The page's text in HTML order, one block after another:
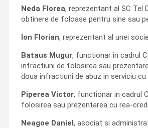
Neda Florea, reprezentant al SC Tel
obtinere de foloase pentru sine sau
Ion Florian, reprezentant al unei
Bataus Mugur, functionar in cadrul
infractiuni de folosirea sau
doua infractiuni de abuz in serviciu
Piperea Victor, functionar in cadrul
folosirea sau prezentarea cu rea-
Neagoe Daniel, asociat si